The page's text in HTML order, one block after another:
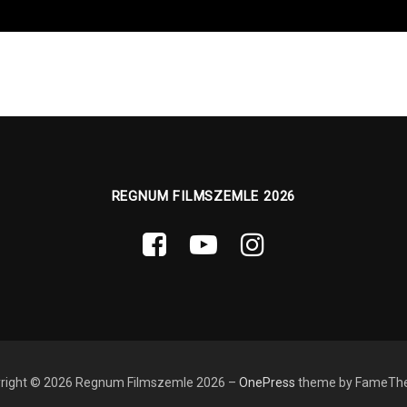
REGNUM FILMSZEMLE 2026
© 2026 Regnum Filmszemle 2026 – OnePress theme by